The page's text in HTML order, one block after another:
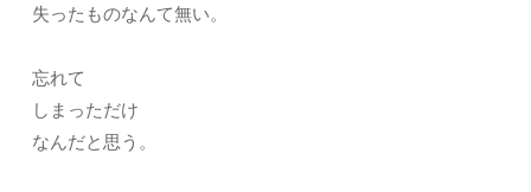
失ったものなんて無い。
忘れて
しまっただけ
なんだと思う。